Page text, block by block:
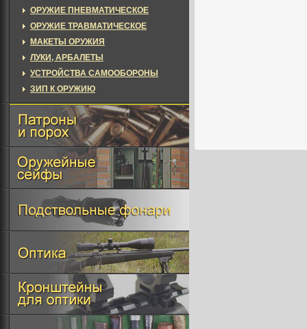
ОРУЖИЕ ПНЕВМАТИЧЕСКОЕ
ОРУЖИЕ ТРАВМАТИЧЕСКОЕ
МАКЕТЫ ОРУЖИЯ
ЛУКИ, АРБАЛЕТЫ
УСТРОЙСТВА САМООБОРОНЫ
ЗИП К ОРУЖИЮ